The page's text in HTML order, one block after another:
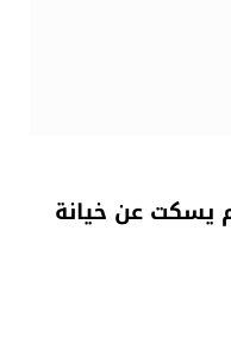
يسكت عن خيانة